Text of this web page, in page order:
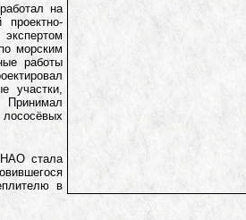
на
проектно-
морским
работы
участки,
Принимал
НАО стала
в